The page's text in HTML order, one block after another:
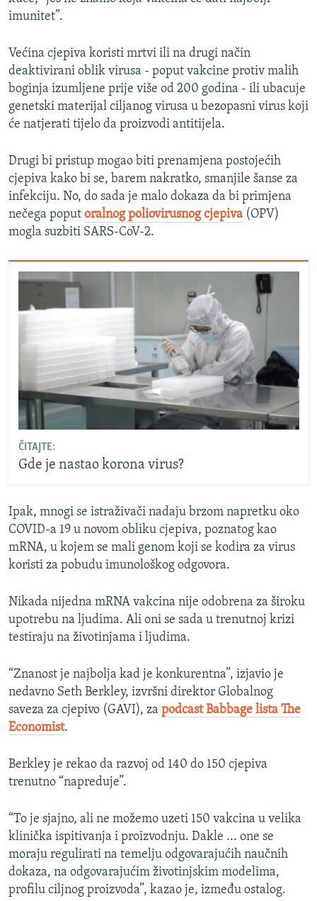
imunitet”.
Većina cjepiva koristi mrtvi ili na drugi način
deaktivirani oblik virusa - poput vakcine protiv malih
boginja izumljene prije više od 200 godina - ili ubacuje
genetski materijal ciljanog virusa u bezopasni virus koji
će natjerati tijelo da proizvodi antitijela.
Drugi bi pristup mogao biti prenamjena postojećih
cjepiva kako bi se, barem nakratko, smanjile šanse za
infekciju. No, do sada je malo dokaza da bi primjena
nečega poput oralnog poliovirusnog cjepiva (OPV)
mogla suzbiti SARS-CoV-2.
ČITAJTE:
Gde je nastao korona virus?
Ipak, mnogi se istraživači nadaju brzom napretku oko
COVID-a 19 u novom obliku cjepiva, poznatog kao
mRNA, u kojem se mali genom koji se kodira za virus
koristi za pobudu imunološkog odgovora.
Nikada nijedna mRNA vakcina nije odobrena za široku
upotrebu na ljudima. Ali oni se sada u trenutnoj krizi
testiraju na životinjama i ljudima.
“Znanost je najbolja kad je konkurentna”, izjavio je
nedavno Seth Berkley, izvršni direktor Globalnog
saveza za cjepivo (GAVI), za podcast Babbage lista The
Economist.
Berkley je rekao da razvoj od 140 do 150 cjepiva
trenutno “napreduje”.
“To je sjajno, ali ne možemo uzeti 150 vakcina u velika
klinička ispitivanja i proizvodnju. Dakle ... one se
moraju regulirati na temelju odgovarajućih naučnih
dokaza, na odgovarajućim životinjskim modelima,
profilu ciljnog proizvoda”, kazao je, između ostalog.